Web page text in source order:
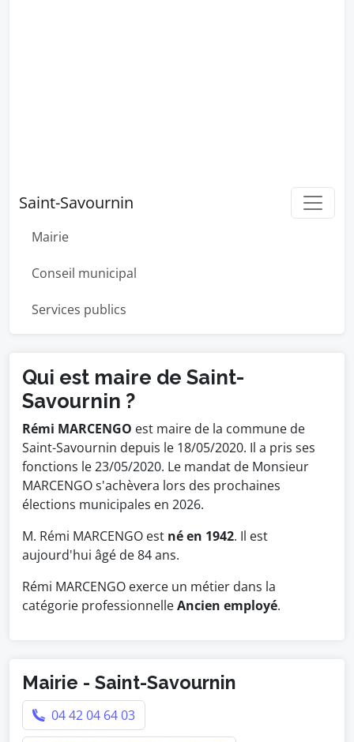
Saint-Savournin
Mairie
Conseil municipal
Services publics
Qui est maire de Saint-
Savournin ?
Rémi MARCENGO est maire de la commune de
Saint-Savournin depuis le 18/05/2020. Il a pris ses
fonctions le 23/05/2020. Le mandat de Monsieur
MARCENGO s'achèvera lors des prochaines
élections municipales en 2026.
M. Rémi MARCENGO est né en 1942. Il est
aujourd'hui âgé de 84 ans.
Rémi MARCENGO exerce un métier dans la
catégorie professionnelleAncien employé.
Mairie - Saint-Savournin
04 42 04 64 03